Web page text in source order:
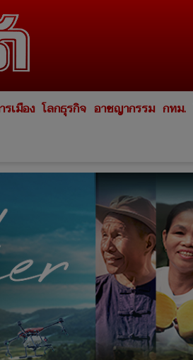
รเมือง โลกธุรกิจ อาชญากรรม กทม.